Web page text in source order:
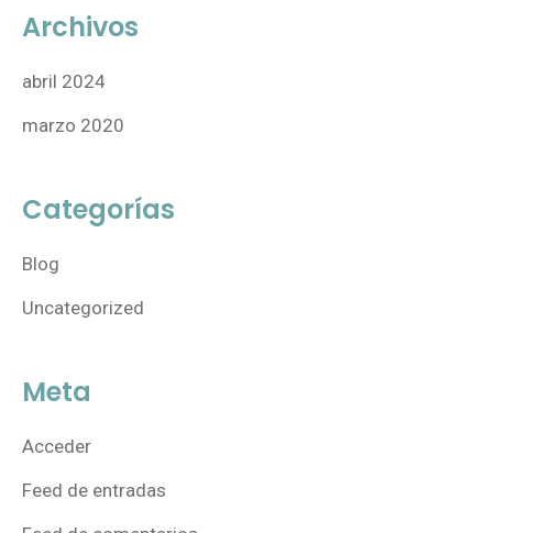
Archivos
abril 2024
marzo 2020
Categorías
Blog
Uncategorized
Meta
Acceder
Feed de entradas